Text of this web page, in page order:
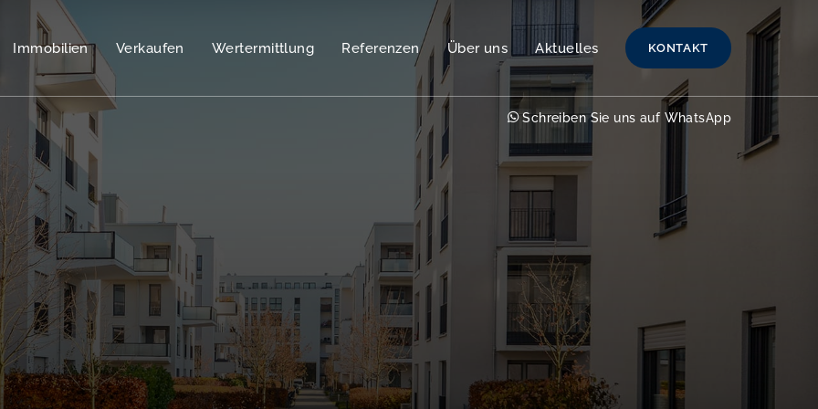
Immobilien Verkaufen Wertermittlung Referenzen Über uns Aktuelles KONTAKT
Schreiben Sie uns auf WhatsApp